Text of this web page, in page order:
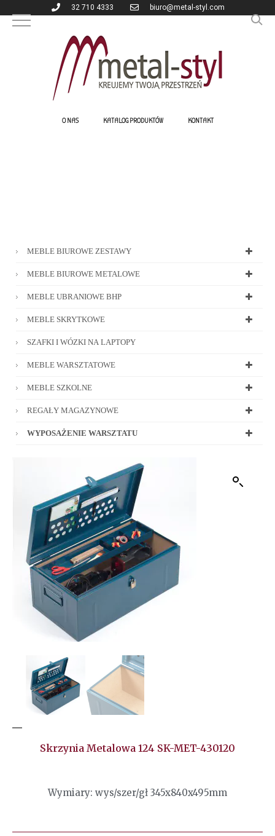
32 710 4333 biuro@metal-styl.com
O NAS KATALOG PRODUKTÓW KONTAKT
MEBLE BIUROWE ZESTAWY
MEBLE BIUROWE METALOWE
MEBLE UBRANIOWE BHP
MEBLE SKRYTKOWE
SZAFKI I WÓZKI NA LAPTOPY
MEBLE WARSZTATOWE
MEBLE SZKOLNE
REGAŁY MAGAZYNOWE
WYPOSAŻENIE WARSZTATU
Skrzynia Metalowa 124 SK-MET-430120
Wymiary: wys/szer/gł 345x840x495mm